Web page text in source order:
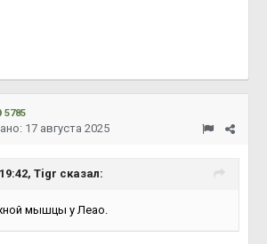
5785
17 августа 2025
Тigr сказал:
мышцы у Леао.